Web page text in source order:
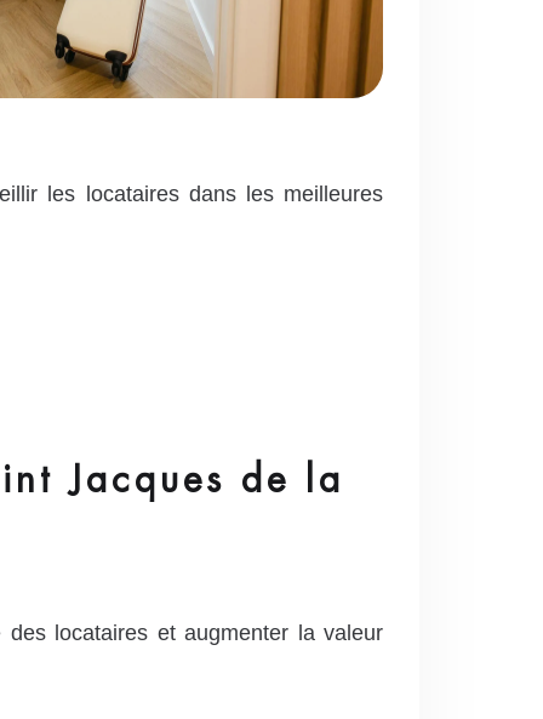
les locataires dans les meilleures
Jacques de la
des locataires et augmenter la valeur